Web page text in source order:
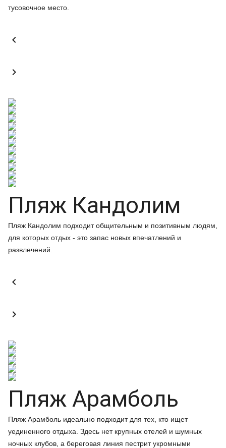
тусовочное место.


Пляж Кандолим
Пляж Кандолим подходит общительным и позитивным людям,
для которых отдых - это запас новых впечатлений и
развлечений.


Пляж Арамболь
Пляж Арамболь идеально подходит для тех, кто ищет
уединенного отдыха. Здесь нет крупных отелей и шумных
ночных клубов, а береговая линия пестрит укромными